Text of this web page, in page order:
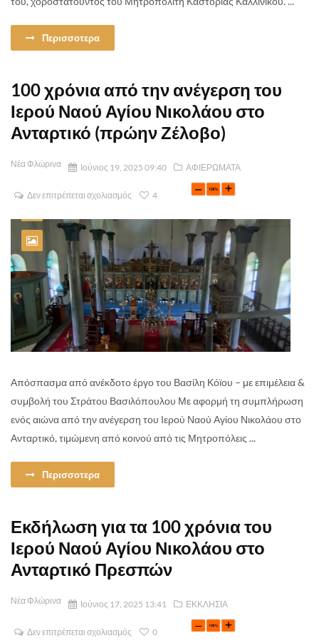
Περισσοτερα
100 χρόνια από την ανέγερση του
Ιερού Ναού Αγίου Νικολάου στο
Ανταρτικό (πρώην Ζέλοβο)
Νέα Φλώρινα Ιούνιος 19, 2025 09:40 ΑΦΙΕΡΩΜΑΤΑ
Δεν επιτρέπεται σχολιασμός 4
Απόσπασμα από ανέκδοτο έργο του Βασίλη Κόϊου – με επιμέλεια &
συμβολή του Στράτου Βασιλόπουλου Με αφορμή τη συμπλήρωση
ενός αιώνα από την ανέγερση του Ιερού Ναού Αγίου Νικολάου στο
Ανταρτικό, τιμώμενη από κοινού από τις Μητροπόλεις ...
Περισσοτερα
Εκδήλωση για τα 100 χρόνια του
Ιερού Ναού Αγίου Νικολάου στο
Ανταρτικό Πρεσπών
Νέα Φλώρινα Ιούνιος 17, 2025 13:41 ΕΚΚΛΗΣΙΑ
Δεν επιτρέπεται σχολιασμός 0